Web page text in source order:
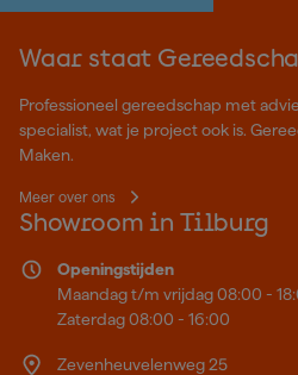
Waar staat
Professioneel gereedschap met
specialist, wat je project ook is.
Maken.
Meer over ons
Showroom in Tilburg
Openingstijden
Maandag t/m vrijdag 08:00 -
Zaterdag 08:00 - 16:00
Zevenheuvelenweg 25